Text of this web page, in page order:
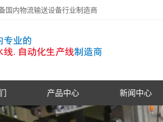
国内物流输送设备行业制造商
产品中心 新闻中心